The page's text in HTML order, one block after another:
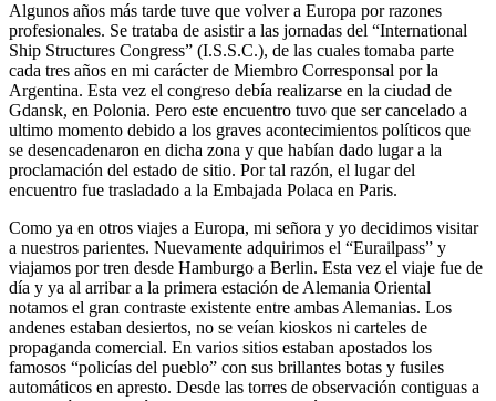
Algunos años más tarde tuve que volver a Europa por razones
profesionales. Se trataba de asistir a las jornadas del
Interna­tional
Ship Structures Congress
(I.S.S.C.), de las cuales tomaba parte
cada tres años en mi carácter de Miembro Corresponsal por la
Argentina. Esta vez el congreso debía realizarse en la ciudad de
Gdansk, en Polonia. Pero este encuentro tuvo que ser cancelado a
ultimo momento debido a los graves acontecimientos políticos que
se desencadenaron en dicha zona y que habían dado lugar a la
proclamación del estado de sitio. Por tal razón, el lugar del
encuentro fue trasladado a la Embajada Polaca en Paris.
Como ya en otros viajes a Europa, mi señora y yo decidimos visitar
a nuestros parientes. Nuevamente adquirimos el
Eurailpass
y
viajamos por tren desde Hamburgo a Berlin. Esta vez el viaje fue de
día y ya al arribar a la primera estación de Alemania Oriental
notamos el gran contraste existente entre ambas Alemanias. Los
andenes estaban desiertos, no se veían kioskos ni carteles de
propaganda comercial. En varios sitios estaban apostados los
famosos
policías del pueblo
con sus brillantes botas y fusiles
automáticos en apresto. Desde las torres de observación contiguas a